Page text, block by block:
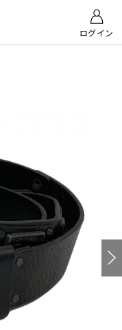
ログイン